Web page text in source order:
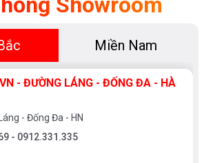
Miền Nam
- ĐƯỜNG LÁNG - ĐỐNG ĐA - HÀ
- Đống Đa - HN
- 0912.331.335